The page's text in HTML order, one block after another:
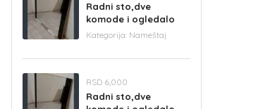
Radni sto,dve
komode i ogledalo
Kategorija: Nameštaj
RSD 6,000
Radni sto,dve